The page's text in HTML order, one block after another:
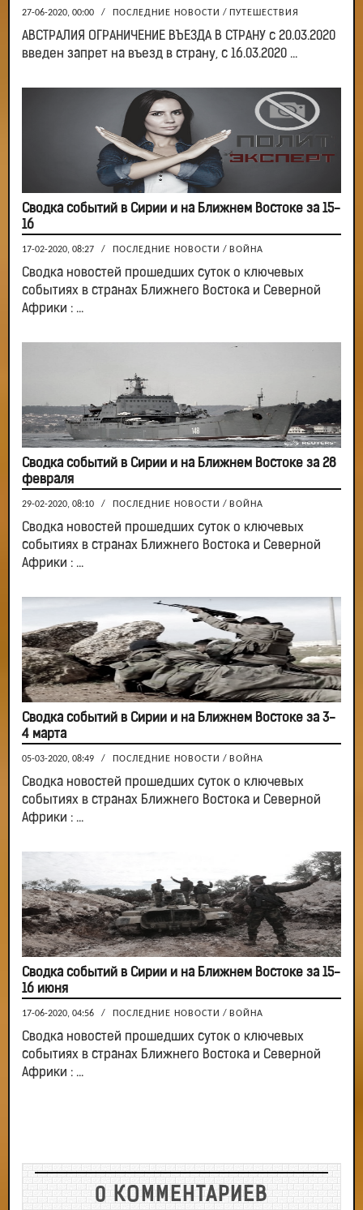
27-06-2020, 00:00 / ПОСЛЕДНИЕ НОВОСТИ / ПУТЕШЕСТВИЯ
АВСТРАЛИЯ ОГРАНИЧЕНИЕ ВЪЕЗДА В СТРАНУ с 20.03.2020
введен запрет на въезд в страну, с 16.03.2020 ...
Сводка событий в Сирии и на Ближнем Востоке за 15-
16
17-02-2020, 08:27 / ПОСЛЕДНИЕ НОВОСТИ / ВОЙНА
Сводка новостей прошедших суток о ключевых
событиях в странах Ближнего Востока и Северной
Африки : ...
Сводка событий в Сирии и на Ближнем Востоке за 28
февраля
29-02-2020, 08:10 / ПОСЛЕДНИЕ НОВОСТИ / ВОЙНА
Сводка новостей прошедших суток о ключевых
событиях в странах Ближнего Востока и Северной
Африки : ...
Сводка событий в Сирии и на Ближнем Востоке за 3-
4 марта
05-03-2020, 08:49 / ПОСЛЕДНИЕ НОВОСТИ / ВОЙНА
Сводка новостей прошедших суток о ключевых
событиях в странах Ближнего Востока и Северной
Африки : ...
Сводка событий в Сирии и на Ближнем Востоке за 15-
16 июня
17-06-2020, 04:56 / ПОСЛЕДНИЕ НОВОСТИ / ВОЙНА
Сводка новостей прошедших суток о ключевых
событиях в странах Ближнего Востока и Северной
Африки : ...
0 КОММЕНТАРИЕВ